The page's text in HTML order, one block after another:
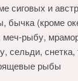
сиговых и
бычка (кроме
меч-рыбу,
сельди,
рыбы